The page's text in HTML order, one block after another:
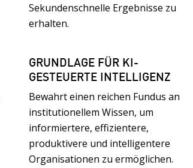
Sekundenschnelle Ergebnisse zu
erhalten.
GRUNDLAGE FÜR KI-
GESTEUERTE INTELLIGENZ
Bewahrt einen reichen Fundus an
institutionellem Wissen, um
informiertere, effizientere,
produktivere und intelligentere
Organisationen zu ermöglichen.